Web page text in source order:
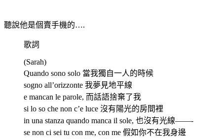
聽說他是個賣手機的….
歌詞
(Sarah)
Quando sono solo 當我獨自一人的時候
sogno all’orizzonte 我夢見地平線
e mancan le parole, 而話語捨棄了我
si lo so che non c’e luce 沒有陽光的房間裡
in una stanza quando manca il sole, 也沒有光線——-
se non ci sei tu con me, con me 假如你不在我身邊